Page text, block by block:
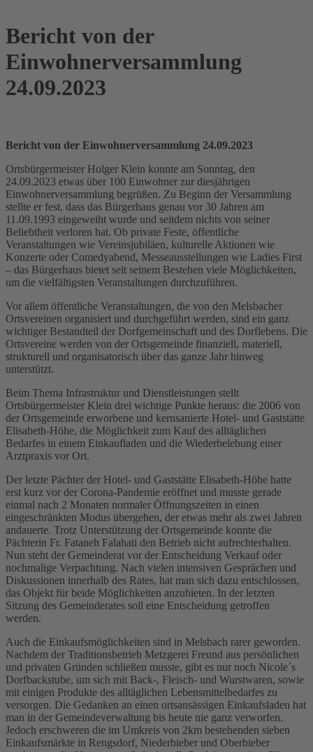
Bericht von der
Einwohnerversammlung
24.09.2023
Bericht von der Einwohnerversammlung 24.09.2023
Ortsbürgermeister Holger Klein konnte am Sonntag, den
24.09.2023 etwas über 100 Einwohner zur diesjährigen
Einwohnerversammlung begrüßen. Zu Beginn der Versammlung
stellte er fest, dass das Bürgerhaus genau vor 30 Jahren am
11.09.1993 eingeweiht wurde und seitdem nichts von seiner
Beliebtheit verloren hat. Ob private Feste, öffentliche
Veranstaltungen wie Vereinsjubiläen, kulturelle Aktionen wie
Konzerte oder Comedyabend, Messeausstellungen wie Ladies First
– das Bürgerhaus bietet seit seinem Bestehen viele Möglichkeiten,
um die vielfältigsten Veranstaltungen durchzuführen.
Vor allem öffentliche Veranstaltungen, die von den Melsbacher
Ortsvereinen organisiert und durchgeführt werden, sind ein ganz
wichtiger Bestandteil der Dorfgemeinschaft und des Dorflebens. Die
Ortsvereine werden von der Ortsgemeinde finanziell, materiell,
strukturell und organisatorisch über das ganze Jahr hinweg
unterstützt.
Beim Thema Infrastruktur und Dienstleistungen stellt
Ortsbürgermeister Klein drei wichtige Punkte heraus: die 2006 von
der Ortsgemeinde erworbene und kernsanierte Hotel- und Gaststätte
Elisabeth-Höhe, die Möglichkeit zum Kauf des alltäglichen
Bedarfes in einem Einkaufladen und die Wiederbelebung einer
Arztpraxis vor Ort.
Der letzte Pächter der Hotel- und Gaststätte Elisabeth-Höhe hatte
erst kurz vor der Corona-Pandemie eröffnet und musste gerade
einmal nach 2 Monaten normaler Öffnungszeiten in einen
eingeschränkten Modus übergehen, der etwas mehr als zwei Jahren
andauerte. Trotz Unterstützung der Ortsgemeinde konnte die
Pächterin Fr. Fataneh Falahati den Betrieb nicht aufrechterhalten.
Nun steht der Gemeinderat vor der Entscheidung Verkauf oder
nochmalige Verpachtung. Nach vielen intensiven Gesprächen und
Diskussionen innerhalb des Rates, hat man sich dazu entschlossen,
das Objekt für beide Möglichkeiten anzubieten. In der letzten
Sitzung des Gemeinderates soll eine Entscheidung getroffen
werden.
Auch die Einkaufsmöglichkeiten sind in Melsbach rarer geworden.
Nachdem der Traditionsbetrieb Metzgerei Freund aus persönlichen
und privaten Gründen schließen musste, gibt es nur noch Nicole´s
Dorfbackstube, um sich mit Back-, Fleisch- und Wurstwaren, sowie
mit einigen Produkte des alltäglichen Lebensmittelbedarfes zu
versorgen. Die Gedanken an einen ortsansässigen Einkaufsladen hat
man in der Gemeindeverwaltung bis heute nie ganz verworfen.
Jedoch erschweren die im Umkreis von 2km bestehenden sieben
Einkaufsmärkte in Rengsdorf, Niederbieber und Oberbieber